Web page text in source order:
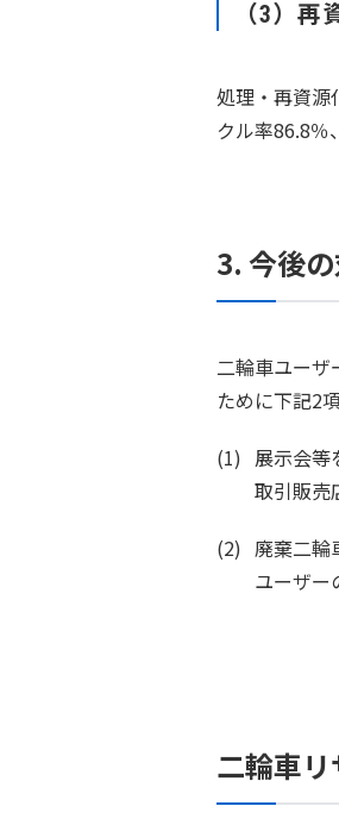
（3）再
処理・再資源
クル率86.8％
3. 今後
二輪車ユーザ
ために下記2
展示会等
取引販売
廃棄二輪
ユーザー
二輪車